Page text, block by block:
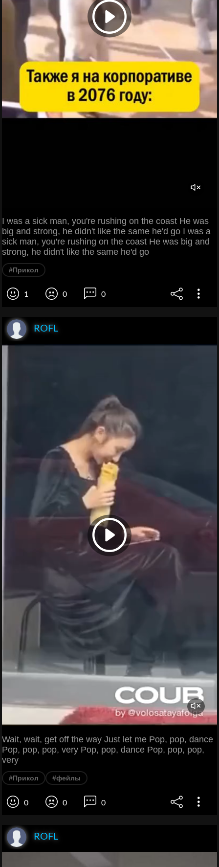
I was a sick man, you're rushing on the coast He was
big and strong, he didn't like the same he'd go I was a
sick man, you're rushing on the coast He was big and
strong, he didn't like the same he'd go
#Прикол
1 0 0
ROFL
Wait, wait, get off the way Just let me Pop, pop, dance
Pop, pop, pop, very Pop, pop, dance Pop, pop, pop,
very
#Прикол #фейлы
0 0 0
ROFL